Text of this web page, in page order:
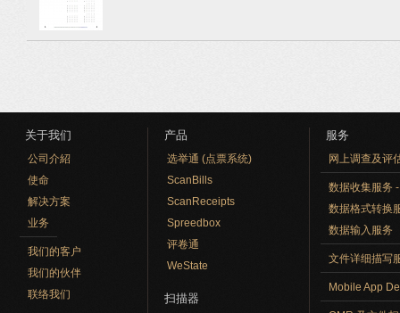
关于我们
公司介紹
使命
解决方案
业务
我们的客户
我们的伙伴
联络我们
产品
选举通 (点票系统)
ScanBills
ScanReceipts
Spreedbox
评卷通
WeState
扫描器
服务
网上调查及评
数据收集服务
数据格式转换
数据输入服务
文件详细描写
Mobile App